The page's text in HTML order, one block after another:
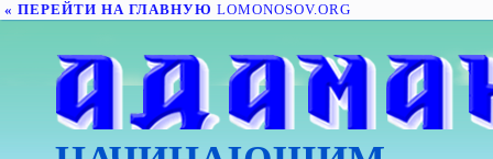
« ПЕРЕЙТИ НА ГЛАВНУЮ LOMONOSOV.ORG